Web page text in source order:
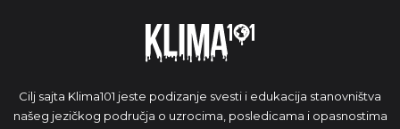
Cilj sajta Klima101 jeste podizanje svesti i edukacija stanovništva
našeg jezičkog područja o uzrocima, posledicama i opasnostima